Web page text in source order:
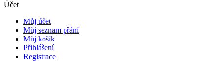
Účet
Můj účet
Můj seznam přání
Můj košík
Přihlášení
Registrace